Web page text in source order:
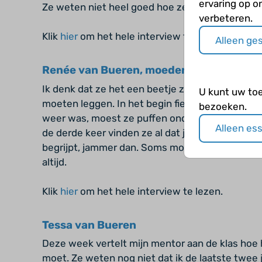
Ze weten niet heel goed hoe ze ermee om
Klik hierom het hele interview te lezen.
Renée van Bueren, moeder van Tessa
Ik denk dat ze het een beetje zat begint te
moeten leggen. In het begin fietste ze naar
weer was, moest ze puffen onderweg. De
de derde keer vinden ze al dat je je aanstelt.
begrijpt, jammer dan. Soms moet ze iets
altijd.
Klik hierom het hele interview te lezen.
Tessa van Bueren
Deze week vertelt mijn mentor aan de klas
moet. Ze weten nog niet dat ik de laatste twee
ervaring op
verbeteren.
Alleen
U kunt uw
bezoeken.
Alleen